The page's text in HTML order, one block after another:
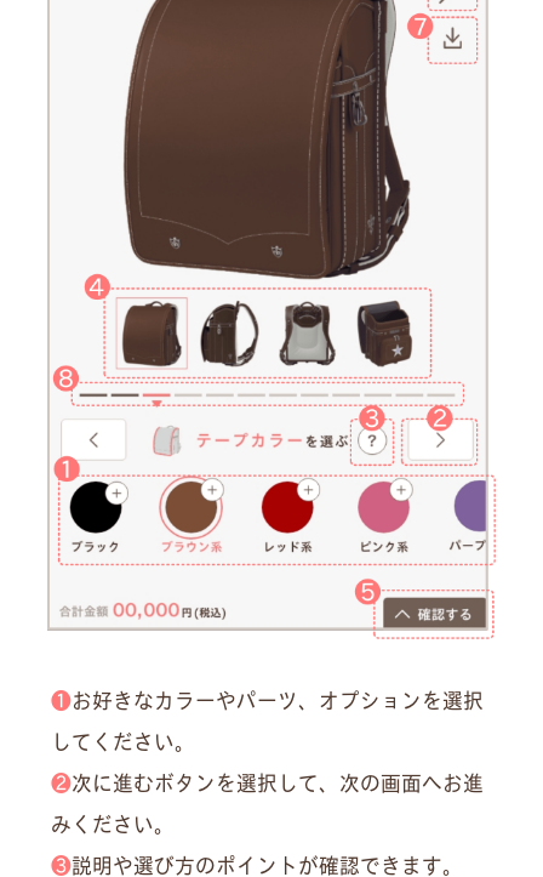
❶お好きなカラーやパーツ、オプションを選択
してください。
❷次に進むボタンを選択して、次の画面へお進
みください。
❸説明や選び方のポイントが確認できます。